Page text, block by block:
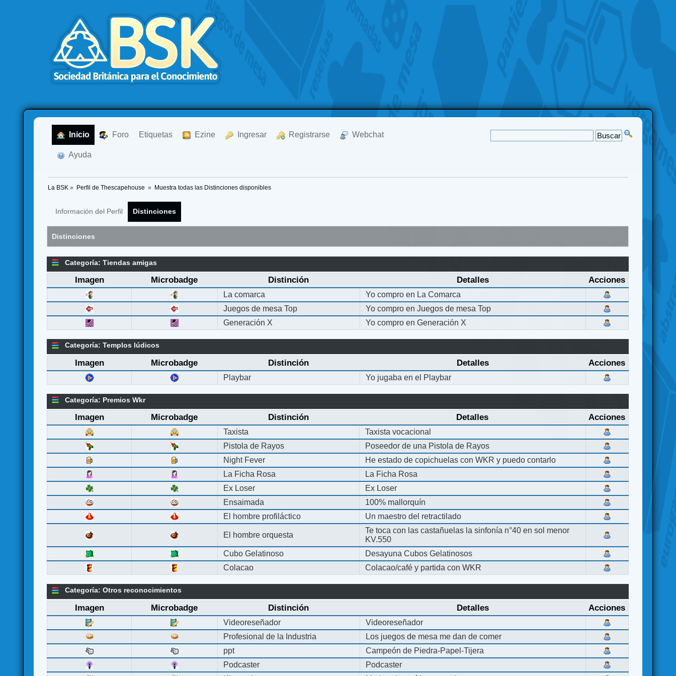
Inicio Foro Etiquetas Ezine Ingresar Registrarse Webchat
Ayuda
La BSK » Perfil de Thescapehouse » Muestra todas las Distinciones disponibles
Información del Perfil Distinciones
Distinciones
Categoría: Tiendas amigas
Imagen Microbadge Distinción Detalles Acciones
La comarca
Yo compro en La Comarca
Juegos de mesa Top
Yo compro en Juegos de mesa Top
Generación X
Yo compro en Generación X
Categoría: Templos lúdicos
Imagen Microbadge Distinción Detalles Acciones
Playbar Yo jugaba en el Playbar
Categoría: Premios Wkr
Imagen Microbadge Distinción Detalles Acciones
Taxista
Taxista vocacional
Pistola de Rayos
Poseedor de una Pistola de Rayos
Night Fever
He estado de copichuelas con WKR y puedo contarlo
La Ficha Rosa
La Ficha Rosa
Ex Loser
Ex Loser
Ensaimada
100% mallorquín
El hombre profiláctico
Un maestro del retractilado
El hombre orquesta
Te toca con las castañuelas la sinfonía n°40 en sol menor
KV.550
Cubo Gelatinoso
Desayuna Cubos Gelatinosos
Colacao
Colacao/café y partida con WKR
Categoría: Otros reconocimientos
Imagen Microbadge Distinción Detalles Acciones
Videoreseñador
Videoreseñador
Profesional de la Industria
Los juegos de mesa me dan de comer
ppt
Campeón de Piedra-Papel-Tijera
Podcaster
Podcaster